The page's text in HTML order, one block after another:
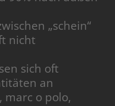
„schein“
nicht
sich oft
an
marc o polo,